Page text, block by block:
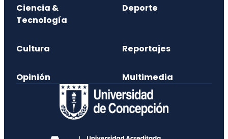
Ciencia &
Tecnología
Deporte
Cultura Reportajes
Opinión Multimedia